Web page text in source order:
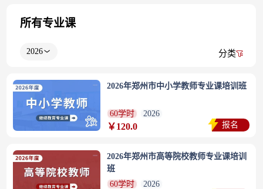
所有专业课
2026 分类
2026年郑州市中小学教师专业课培训班
60学时 2026
￥120.0 报名
2026年郑州市高等院校教师专业课培训
班
60学时
2026